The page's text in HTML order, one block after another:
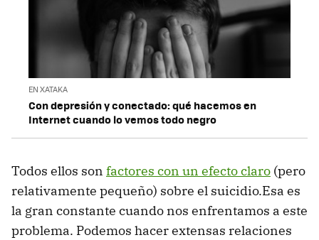
EN XATAKA
Con depresión y conectado: qué hacemos en
Internet cuando lo vemos todo negro
Todos ellos son factores con un efecto claro (pero
relativamente pequeño) sobre el suicidio.Esa es
la gran constante cuando nos enfrentamos a este
problema. Podemos hacer extensas relaciones